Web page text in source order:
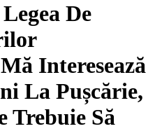
De
Interesează
La Pușcărie,
Trebuie Să